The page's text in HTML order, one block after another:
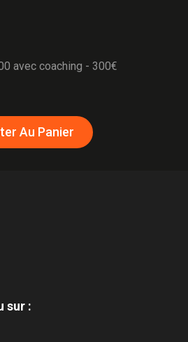
avec coaching - 300€
Au Panier
sur :